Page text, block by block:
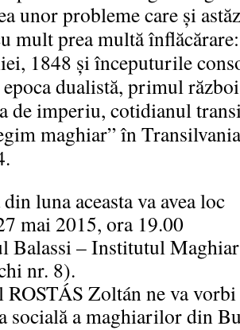
unor probleme care şi
mult prea multă
1848 şi începuturile
dualistă, primul
de imperiu, cotidianul
maghiar” în
luna aceasta va avea loc
mai 2015, ora 19.00
Balassi – Institutul
nr. 8).
Zoltán ne va vorbi
socială a maghiarilor din